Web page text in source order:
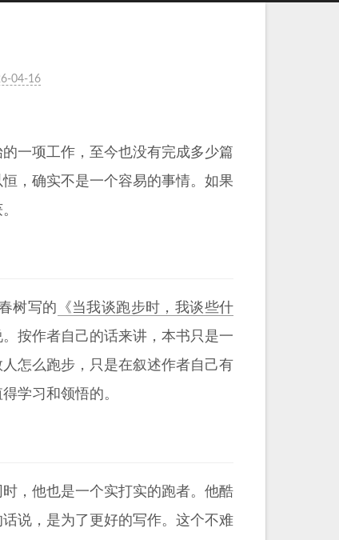
04-16
一项工作，至今也没有完成多少篇
，确实不是一个容易的事情。如果
树写的 《当我谈跑步时，我谈些什
按作者自己的话来讲，本书只是一
怎么跑步，只是在叙述作者自己有
学习和领悟的。
，他也是一个实打实的跑者。他酷
说，是为了更好的写作。这个不难